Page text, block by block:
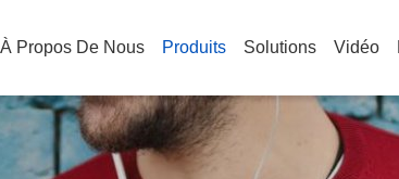
À Propos De Nous Produits Solutions Vidéo